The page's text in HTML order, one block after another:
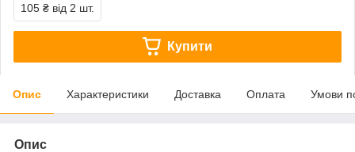
105 ₴ від 2 шт.
Купити
Опис Характеристики Доставка Оплата Умови
Опис